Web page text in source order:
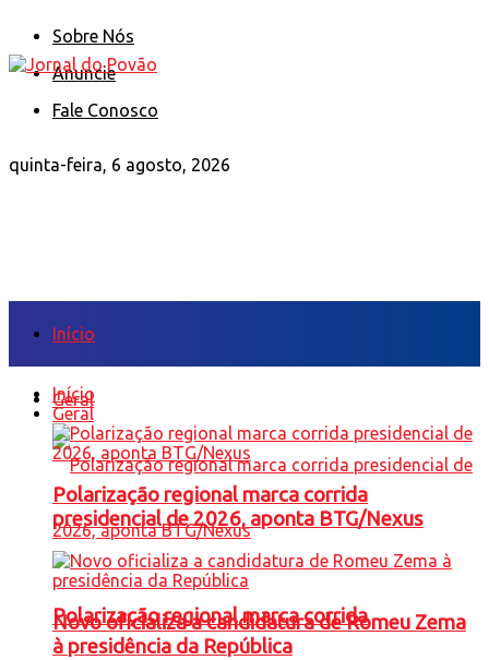
Sobre Nós
Anuncie
Fale Conosco
quinta-feira, 6 agosto, 2026
Início
Geral
Polarização regional marca corrida
Início
Geral
Polarização regional marca corrida
presidencial de 2026, aponta BTG/Nexus
Novo oficializa a candidatura de Romeu Zema
à presidência da República